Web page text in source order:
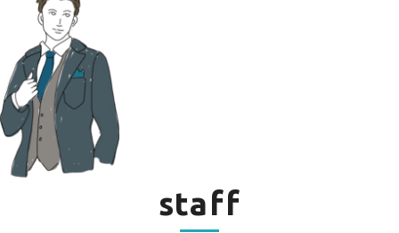
staff